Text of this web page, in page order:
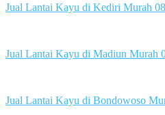
Jual Lantai Kayu di Kediri Murah
Jual Lantai Kayu di Madiun Murah
Jual Lantai Kayu di Bondowoso